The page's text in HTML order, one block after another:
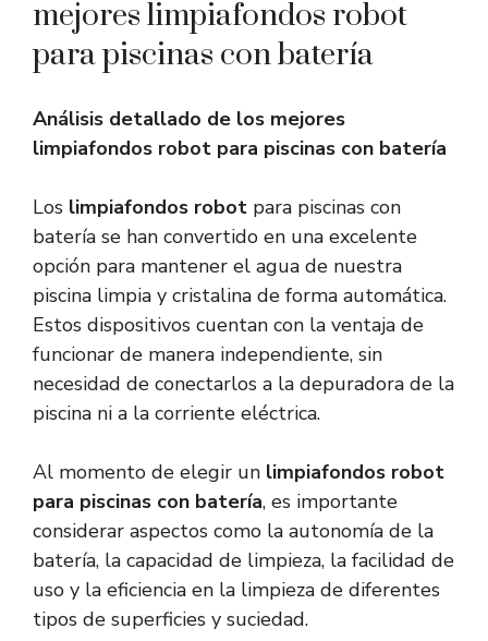
mejores limpiafondos robot
para piscinas con batería
Análisis detallado de los mejores
limpiafondos robot para piscinas con batería
Los limpiafondos robot para piscinas con
batería se han convertido en una excelente
opción para mantener el agua de nuestra
piscina limpia y cristalina de forma automática.
Estos dispositivos cuentan con la ventaja de
funcionar de manera independiente, sin
necesidad de conectarlos a la depuradora de la
piscina ni a la corriente eléctrica.
Al momento de elegir un limpiafondos robot
para piscinas con batería, es importante
considerar aspectos como la autonomía de la
batería, la capacidad de limpieza, la facilidad de
uso y la eficiencia en la limpieza de diferentes
tipos de superficies y suciedad.